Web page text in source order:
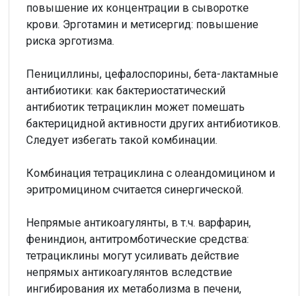
повышение их концентрации в сыворотке
крови. Эрготамин и метисергид: повышение
риска эрготизма.
Пенициллины, цефалоспорины, бета-лактамные
антибиотики: как бактериостатический
антибиотик тетрациклин может помешать
бактерицидной активности других антибиотиков.
Следует избегать такой комбинации.
Комбинация тетрациклина с олеандомицином и
эритромицином считается синергической.
Непрямые антикоагулянты, в т.ч. варфарин,
фениндион, антитромботические средства:
тетрациклины могут усиливать действие
непрямых антикоагулянтов вследствие
ингибирования их метаболизма в печени,